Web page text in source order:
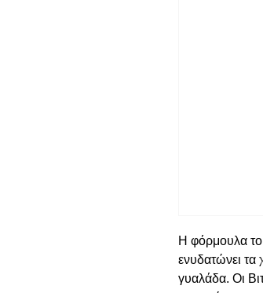
Η φόρμουλα
ενυδατώνει τα
γυαλάδα. Οι